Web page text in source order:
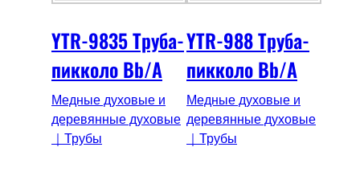
YTR-9835 Труба-
пикколо Bb/A
Медные духовые и
деревянные духовые
｜Трубы
YTR-988 Труба-
пикколо Bb/A
Медные духовые и
деревянные духовые
｜Трубы